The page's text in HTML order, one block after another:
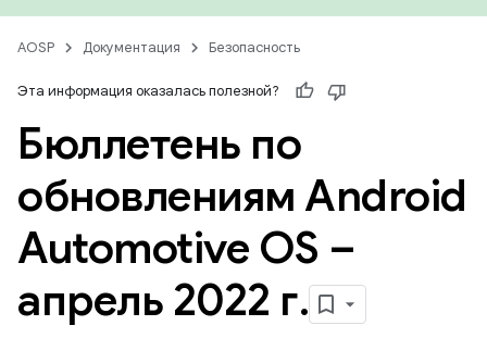
AOSP Документация Безопасность
Эта информация оказалась полезной?
Бюллетень по
обновлениям Android
Automotive OS –
апрель 2022 г.